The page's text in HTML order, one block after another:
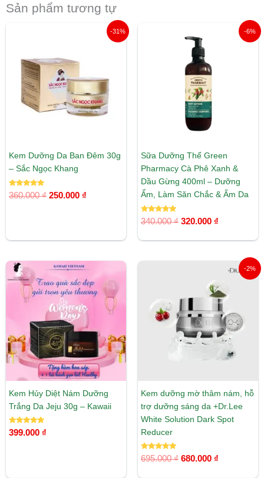
Sản phẩm tương tự
-31%
Kem Dưỡng Da Ban Đêm 30g
– Sắc Ngọc Khang
Được xếp
hạng
360.000₫
360.000 ₫.
250.000 ₫
-6%
Sữa Dưỡng Thể Green
Pharmacy Cà Phê Xanh &
Dầu Gừng 400ml – Dưỡng
Ẩm, Làm Săn Chắc & Ấm Da
Được xếp
hạng
340.000₫
gốc
340.000 ₫.
320.000 ₫
Kem Hủy Diệt Nám Dưỡng
Trắng Da Jeju 30g – Kawaii
Được xếp
hạng
399.000 ₫
-2%
Kem dưỡng mờ thâm nám, hỗ
trợ dưỡng sáng da +Dr.Lee
White Solution Dark Spot
Reducer
Được xếp
hạng
695.000₫
695.000 ₫.
680.000 ₫
tại
là:
680.000 ₫.